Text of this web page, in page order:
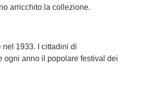
arricchito la collezione.
nel 1933. I cittadini di
ogni anno il popolare festival dei